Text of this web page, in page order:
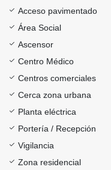
Acceso pavimentado
Área Social
Ascensor
Centro Médico
Centros comerciales
Cerca zona urbana
Planta eléctrica
Portería / Recepción
Vigilancia
Zona residencial